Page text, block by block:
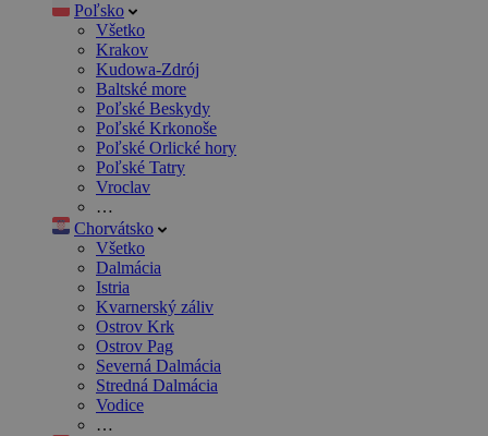
Poľsko
Všetko
Krakov
Kudowa-Zdrój
Baltské more
Poľské Beskydy
Poľské Krkonoše
Poľské Orlické hory
Poľské Tatry
Vroclav
…
Chorvátsko
Všetko
Dalmácia
Istria
Kvarnerský záliv
Ostrov Krk
Ostrov Pag
Severná Dalmácia
Stredná Dalmácia
Vodice
…